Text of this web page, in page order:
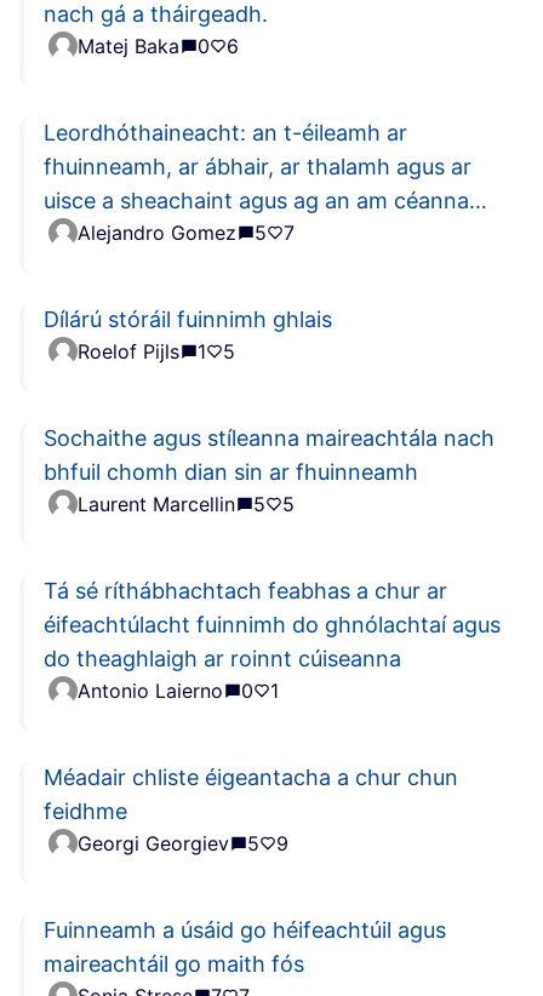
nach gá a tháirgeadh.
Matej Baka 0 6
Leordhóthaineacht: an t-éileamh ar
fhuinneamh, ar ábhair, ar thalamh agus ar
uisce a sheachaint agus ag an am céanna
dea-bhail an duine a sheachadadh do chách
Alejandro Gomez 5 7
Dílárú stóráil fuinnimh ghlais
Roelof Pijls 1 5
Sochaithe agus stíleanna maireachtála nach
bhfuil chomh dian sin ar fhuinneamh
Laurent Marcellin 5 5
Tá sé ríthábhachtach feabhas a chur ar
éifeachtúlacht fuinnimh do ghnólachtaí agus
do theaghlaigh ar roinnt cúiseanna
Antonio Laierno 0 1
Méadair chliste éigeantacha a chur chun
feidhme
Georgi Georgiev 5 9
Fuinneamh a úsáid go héifeachtúil agus
maireachtáil go maith fós